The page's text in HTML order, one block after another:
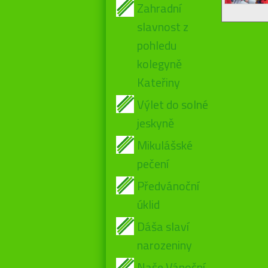
Zahradní
slavnost z
pohledu
kolegyně
Kateřiny
Výlet do solné
jeskyně
Mikulášské
pečení
Předvánoční
úklid
Dáša slaví
narozeniny